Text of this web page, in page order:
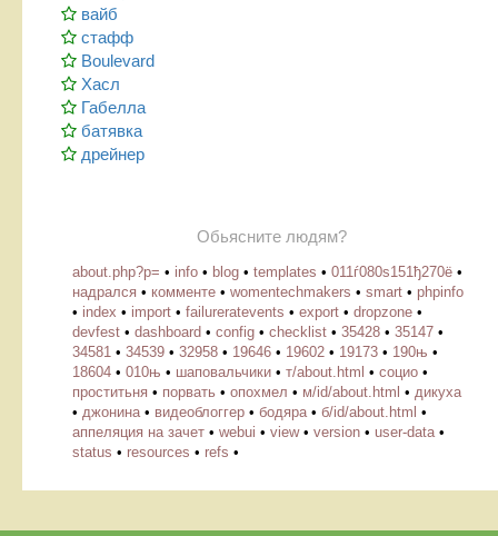
вайб
стафф
Boulevard
Хасл
Габелла
батявка
дрейнер
Обьясните людям?
about.php?p= • info • blog • templates • 011ѓ080ѕ151ђ270ё •
надрался • комменте • womentechmakers • smart • phpinfo
• index • import • failureratevents • export • dropzone •
devfest • dashboard • config • checklist • 35428 • 35147 •
34581 • 34539 • 32958 • 19646 • 19602 • 19173 • 190њ •
18604 • 010њ • шаповальчики • т/about.html • социо •
проститьня • порвать • опохмел • м/id/about.html • дикуха
• джонина • видеоблоггер • бодяра • б/id/about.html •
аппеляция на зачет • webui • view• version • user-data •
status • resources • refs •